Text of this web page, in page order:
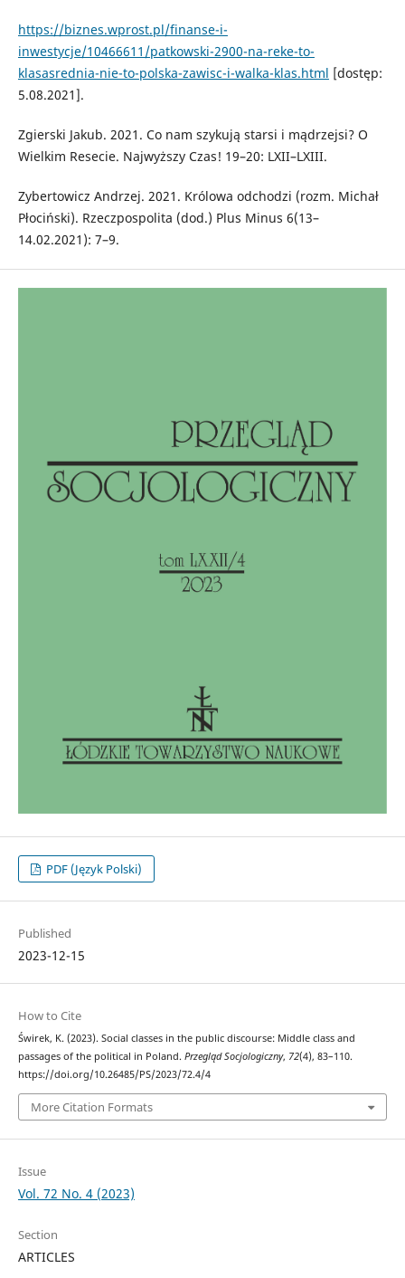
https://biznes.wprost.pl/finanse-i-
inwestycje/10466611/patkowski-2900-na-reke-to-
klasasrednia-nie-to-polska-zawisc-i-walka-klas.html [dostęp:
5.08.2021].
Zgierski Jakub. 2021. Co nam szykują starsi i mądrzejsi? O
Wielkim Resecie. Najwyższy Czas! 19–20: LXII–LXIII.
Zybertowicz Andrzej. 2021. Królowa odchodzi (rozm. Michał
Płociński). Rzeczpospolita (dod.) Plus Minus 6(13–
14.02.2021): 7–9.
PDF (Język Polski)
Published
2023-12-15
How to Cite
Świrek, K. (2023). Social classes in the public discourse: Middle class and
passages of the political in Poland. Przegląd Socjologiczny, 72(4), 83–110.
https://doi.org/10.26485/PS/2023/72.4/4
More Citation Formats
Issue
Vol. 72 No. 4 (2023)
Section
ARTICLES